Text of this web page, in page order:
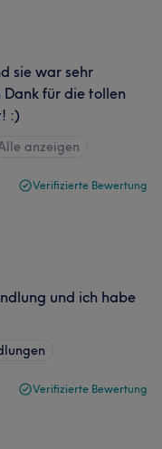
sie war sehr
für die tollen
:)
anzeigen
Verifizierte Bewertung
und ich habe
Verifizierte Bewertung